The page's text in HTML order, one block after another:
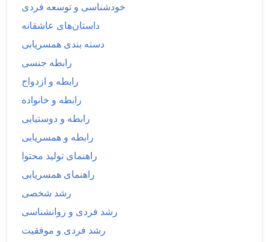
خودشناسی و توسعه فردی
داستان‌های عاشقانه
دسته بندی همسریابی
رابطه جنسی
رابطه و ازدواج
رابطه و خانواده
رابطه و دوستیابی
رابطه و همسریابی
راهنمای تولید محتوا
راهنمای همسریابی
رشد شخصی
رشد فردی و روانشناسی
رشد فردی و موفقیت